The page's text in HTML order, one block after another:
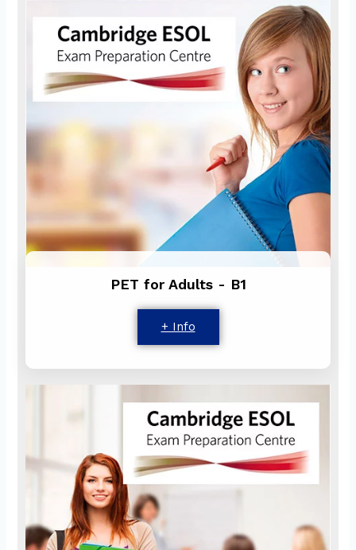
PET for Adults - B1
+ Info